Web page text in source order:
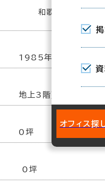
和歌山駅 ( わか
1985年 5月
地上3階建
0坪
0坪
オフィス探